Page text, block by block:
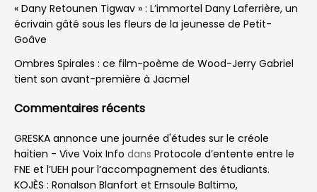
« Dany Retounen Tigwav » : L’immortel Dany Laferrière, un
écrivain gâté sous les fleurs de la jeunesse de Petit-
Goâve
Ombres Spirales : ce film-poème de Wood-Jerry Gabriel
tient son avant-première à Jacmel
Commentaires récents
GRESKA annonce une journée d'études sur le créole
haïtien - Vive Voix Info dans Protocole d’entente entre le
FNE et l’UEH pour l’accompagnement des étudiants.
KOJÈS : Ronalson Blanfort et Ernsoule Baltimo,